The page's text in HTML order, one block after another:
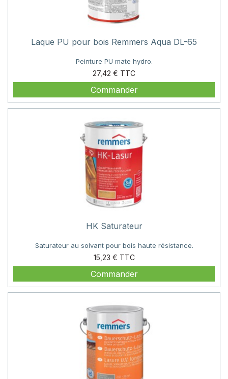
Laque PU pour bois Remmers Aqua DL-65
Peinture PU mate hydro.
27,42 €
Prix
Commander
HK Saturateur
Saturateur au solvant pour bois haute résistance.
15,23 €
Prix
Commander